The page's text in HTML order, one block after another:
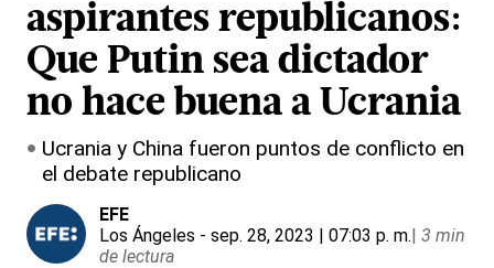
aspirantes republicanos:
Que Putin sea dictador
no hace buena a Ucrania
Ucrania y China fueron puntos de conflicto en
el debate republicano
EFE
Los Ángeles - sep. 28, 2023 | 07:03 p. m.| 3 min
de lectura